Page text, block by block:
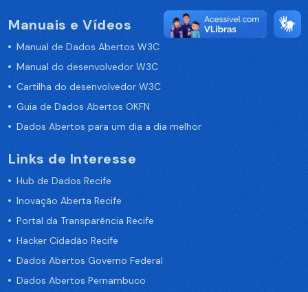
Manuais e Vídeos
Manual de Dados Abertos W3C
Manual do desenvolvedor W3C
Cartilha do desenvolvedor W3C
Guia de Dados Abertos OKFN
Dados Abertos para um dia a dia melhor
Links de Interesse
Hub de Dados Recife
Inovação Aberta Recife
Portal da Transparência Recife
Hacker Cidadão Recife
Dados Abertos Governo Federal
Dados Abertos Pernambuco